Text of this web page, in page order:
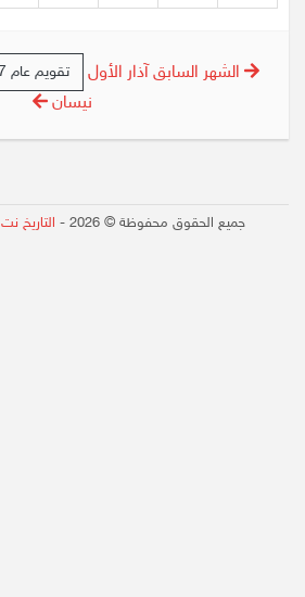
الشهر السابق آذار الأول تقويم عام 5787
نيسان
جميع الحقوق محفوظة © 2026 - التاريخ نت